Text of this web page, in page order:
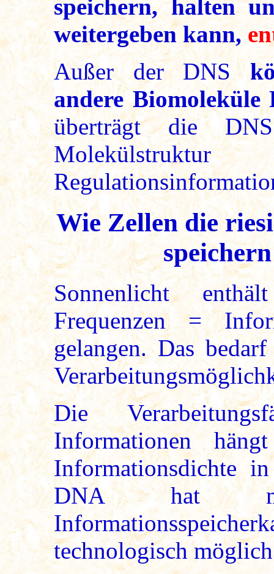
speichern, halten
weitergeben kann,
Außer der DNS
andere Biomoleküle
überträgt die
Wie Zellen die
Sonnenlicht
Frequenzen =
gelangen. Das
Die
Informationen
Informationsdichte
DNA hat
technologisch